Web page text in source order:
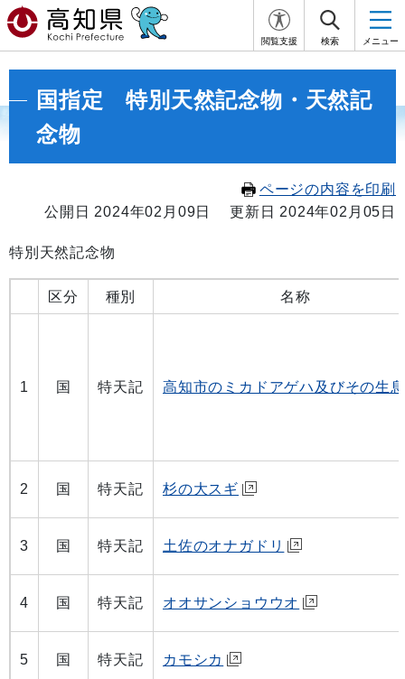
閲覧支援 検索 メニュー
国指定 特別天然記念物・天然記
念物
ページの内容を印刷
公開日 2024年02月09日
更新日 2024年02月05日
特別天然記念物
区分 種別 名称
1 国 特天記 高知市のミカドアゲハ及びその生
2 国 特天記 杉の大スギ
3 国 特天記 土佐のオナガドリ
4 国 特天記 オオサンショウウオ
5 国 特天記 カモシカ